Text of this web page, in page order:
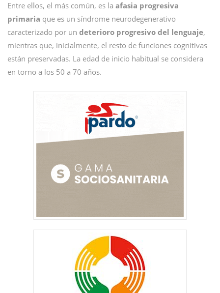
Entre ellos, el más común, es la afasia progresiva
primaria que es un síndrome neurodegenerativo
caracterizado por un deterioro progresivo del lenguaje,
mientras que, inicialmente, el resto de funciones cognitivas
están preservadas. La edad de inicio habitual se considera
en torno a los 50 a 70 años.